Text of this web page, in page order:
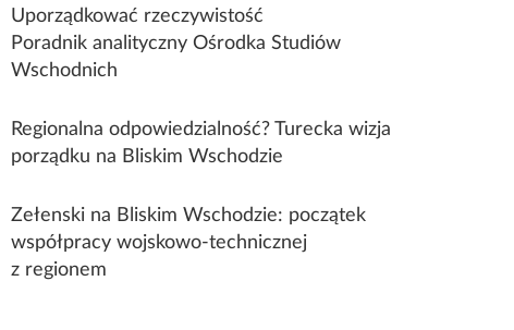
Uporządkować rzeczywistość
Poradnik analityczny Ośrodka Studiów
Wschodnich
Regionalna odpowiedzialność? Turecka wizja
porządku na Bliskim Wschodzie
Zełenski na Bliskim Wschodzie: początek
współpracy wojskowo-technicznej
z regionem